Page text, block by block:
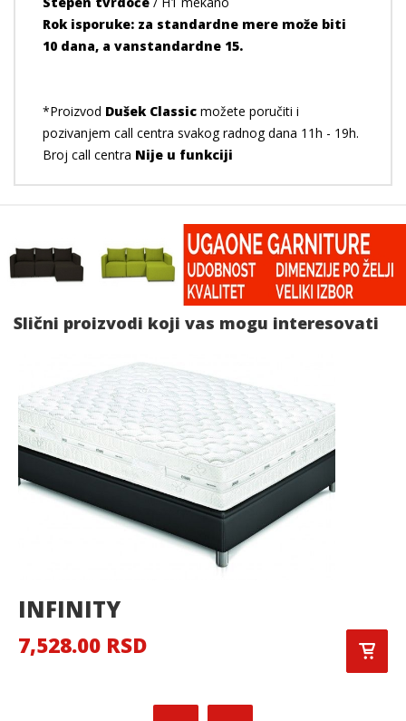
Rok isporuke: za standardne mere može biti
10 dana, a vanstandardne 15.
*Proizvod Dušek Classic možete poručiti i
pozivanjem call centra svakog radnog dana 11h - 19h.
Broj call centra Nije u funkciji
Slični proizvodi koji vas mogu interesovati
INFINITY
7,528.00 RSD